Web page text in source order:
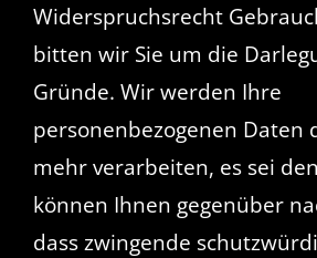
Widerspruchsrecht
bitten wir Sie um die
Gründe. Wir werden Ihre
personenbezogenen Daten
mehr verarbeiten, es sei
können Ihnen gegenüber
dass zwingende